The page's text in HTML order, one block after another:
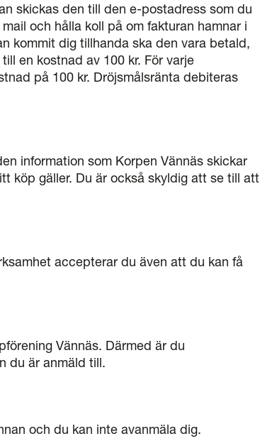
skickas den till den e-postadress som du
och hålla koll på om fakturan hamnar i
kommit dig tillhanda ska den vara betald,
en kostnad av 100 kr. För varje
på 100 kr. Dröjsmålsränta debiteras
information som Korpen Vännäs skickar
köp gäller. Du är också skyldig att se till att
accepterar du även att du kan få
Vännäs. Därmed är du
du är anmäld till.
och du kan inte avanmäla dig.